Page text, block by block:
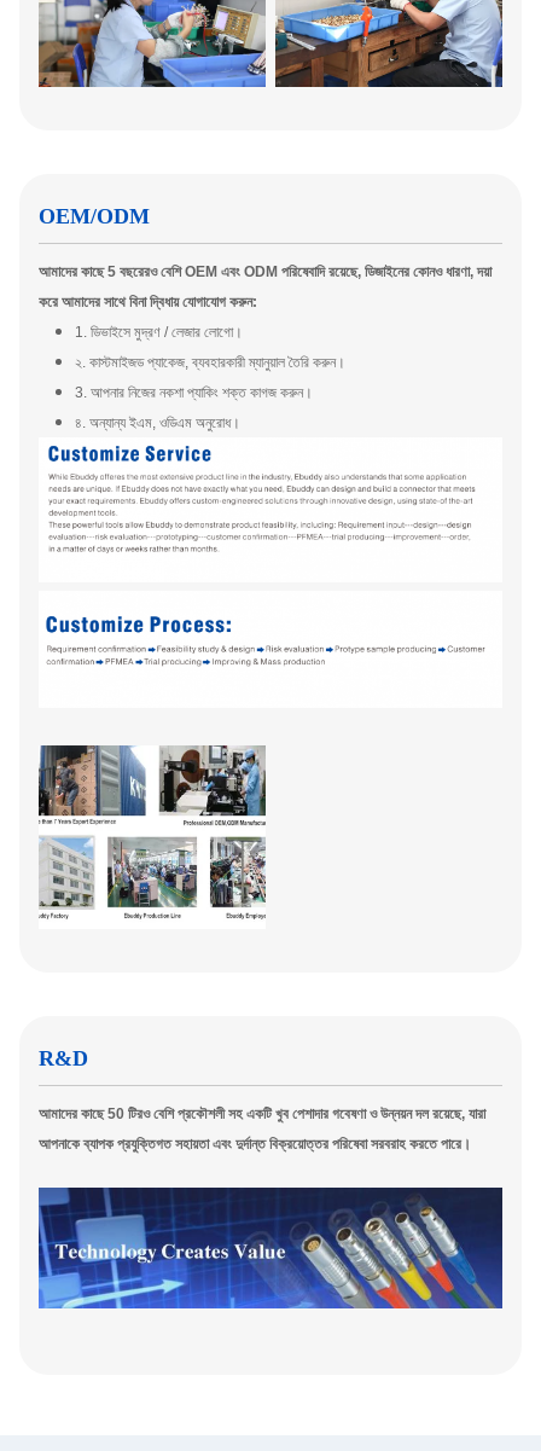
OEM/ODM
আমাদের কাছে 5 বছরেরও বেশি OEM এবং ODM পরিষেবাদি রয়েছে, ডিজাইনের কোনও ধারণা, দয়া
করে আমাদের সাথে বিনা দ্বিধায় যোগাযোগ করুন:
1. ডিভাইসে মুদ্রণ / লেজার লোগো।
২. কাস্টমাইজড প্যাকেজ, ব্যবহারকারী ম্যানুয়াল তৈরি করুন।
3. আপনার নিজের নকশা প্যাকিং শক্ত কাগজ করুন।
৪. অন্যান্য ইএম, ওডিএম অনুরোধ।
R&D
আমাদের কাছে 50 টিরও বেশি প্রকৌশলী সহ একটি খুব পেশাদার গবেষণা ও উন্নয়ন দল রয়েছে, যারা
আপনাকে ব্যাপক প্রযুক্তিগত সহায়তা এবং দুর্দান্ত বিক্রয়োত্তর পরিষেবা সরবরাহ করতে পারে।